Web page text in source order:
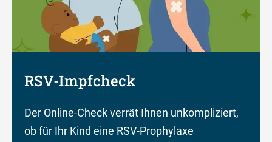
RSV-Impfcheck
Der Online-Check verrät Ihnen unkompliziert,
ob für Ihr Kind eine RSV-Prophylaxe